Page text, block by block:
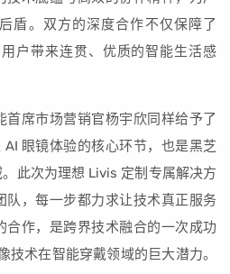
盾。双方的深度合作不仅保障了
户带来连贯、优质的智能生活感
首席市场营销官杨宇欣同样给予了
眼镜体验的核心环节，也是黑芝
此次为理想 Livis 定制专属解决方
队，每一步都力求让技术真正服务
合作，是跨界技术融合的一次成功
技术在智能穿戴领域的巨大潜力。